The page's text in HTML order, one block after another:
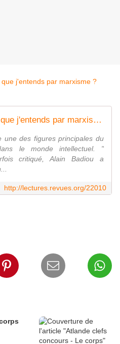
Alain Badiou, Qu'est-ce que j'entends par marxisme ? Une conférence au séminaire étudiant Lectures de Marx
une des figures principales du
le monde intellectuel. "
critiqué, Alain Badiou a
http://lectures.revues.org/22010